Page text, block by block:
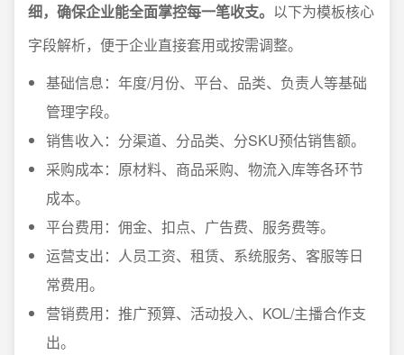
细，确保企业能全面掌控每一笔收支。 以下为模板核心
字段解析，便于企业直接套用或按需调整。
基础信息：年度/月份、平台、品类、负责人等基础
管理字段。
销售收入：分渠道、分品类、分SKU预估销售额。
采购成本：原材料、商品采购、物流入库等各环节
成本。
平台费用：佣金、扣点、广告费、服务费等。
运营支出：人员工资、租赁、系统服务、客服等日
常费用。
营销费用：推广预算、活动投入、KOL/主播合作支
出。